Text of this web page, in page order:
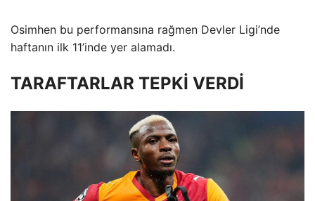
Osimhen bu performansına rağmen Devler Ligi’nde
haftanın ilk 11’inde yer alamadı.
TARAFTARLAR TEPKİ VERDİ